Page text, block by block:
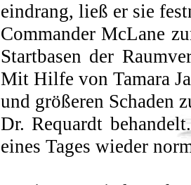
eindrang, ließ er sie
Commander McLane
Startbasen der
Mit Hilfe von Tamara
und größeren Schaden
Dr. Requardt
eines Tages wieder